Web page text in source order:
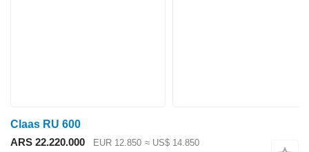
Claas RU 600
ARS 22.220.000
EUR 12.850 ≈ US$ 14.850